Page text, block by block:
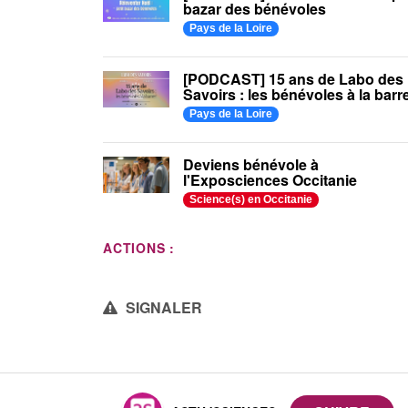
bazar des bénévoles
Pays de la Loire
[PODCAST] 15 ans de Labo des
Savoirs : les bénévoles à la
Pays de la Loire
Deviens bénévole à
l'Exposciences Occitanie
Science(s) en Occitanie
ACTIONS :
SIGNALER